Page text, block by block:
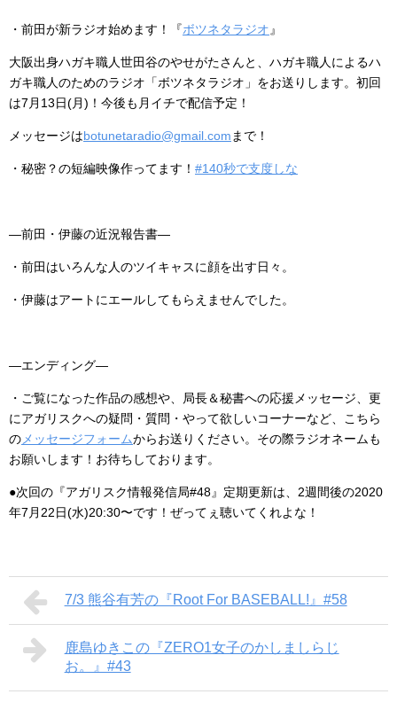
・前田が新ラジオ始めます！『ボツネタラジオ 』
大阪出身ハガキ職人世田谷のやせがたさんと、ハガキ職人によるハ
ガキ職人のためのラジオ「ボツネタラジオ」をお送りします。初回
は7月13日(月)！今後も月イチで配信予定！
メッセージはbotunetaradio@gmail.com まで！
・秘密？の短編映像作ってます！ #140秒で支度しな
―前田・伊藤の近況報告書―
・前田はいろんな人のツイキャスに顔を出す日々。
・伊藤はアートにエールしてもらえませんでした。
―エンディング―
・ご覧になった作品の感想や、局長＆秘書への応援メッセージ、更
にアガリスクへの疑問・質問・やって欲しいコーナーなど、こちら
の メッセージフォームからお送りください。その際ラジオネームも
お願いします！お待ちしております。
●次回の『アガリスク情報発信局#48』定期更新は、2週間後の2020
年7月22日(水)20:30〜です！ぜってぇ聴いてくれよな！
7/3 熊谷有芳の『Root For BASEBALL!』#58
鹿島ゆきこの『ZERO1女子のかしましらじ
お。』#43